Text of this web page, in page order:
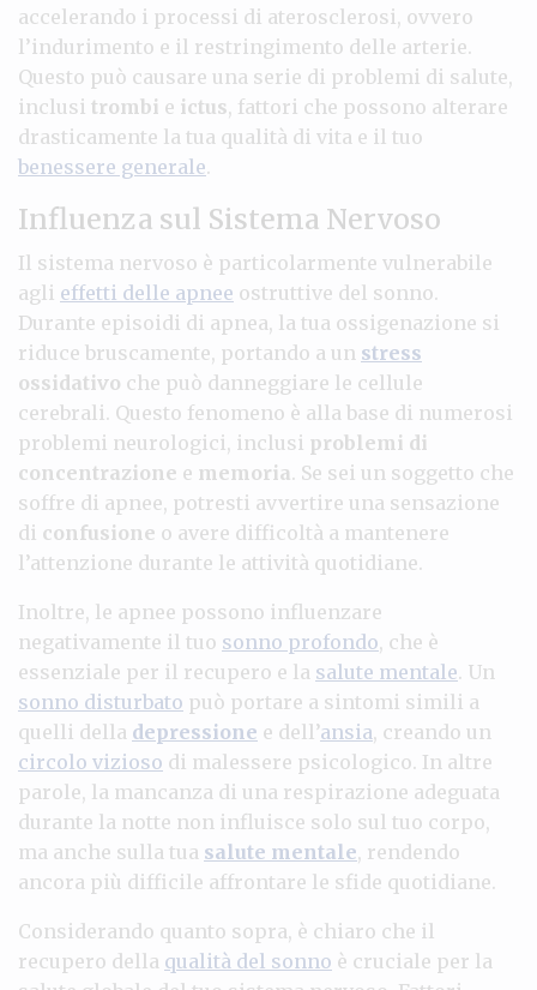
accelerando i processi di aterosclerosi, ovvero
l’indurimento e il restringimento delle arterie.
Questo può causare una serie di problemi di salute,
inclusi trombi e ictus, fattori che possono alterare
drasticamente la tua qualità di vita e il tuo
benessere generale.
Influenza sul Sistema Nervoso
Il sistema nervoso è particolarmente vulnerabile
agli effetti delle apnee ostruttive del sonno.
Durante episoidi di apnea, la tua ossigenazione si
riduce bruscamente, portando a un stress
ossidativo che può danneggiare le cellule
cerebrali. Questo fenomeno è alla base di numerosi
problemi neurologici, inclusi problemi di
concentrazione e memoria. Se sei un soggetto che
soffre di apnee, potresti avvertire una sensazione
di confusione o avere difficoltà a mantenere
l’attenzione durante le attività quotidiane.
Inoltre, le apnee possono influenzare
negativamente il tuo sonno profondo, che è
essenziale per il recupero e la salute mentale. Un
sonno disturbato può portare a sintomi simili a
quelli della depressione e dell’ansia, creando un
circolo vizioso di malessere psicologico. In altre
parole, la mancanza di una respirazione adeguata
durante la notte non influisce solo sul tuo corpo,
ma anche sulla tua salute mentale, rendendo
ancora più difficile affrontare le sfide quotidiane.
Considerando quanto sopra, è chiaro che il
recupero della qualità del sonno è cruciale per la